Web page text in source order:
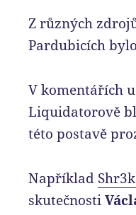
Z různých
Pardubicích
V komentářích
Liquidatorově
této postavě
Například
skutečnosti